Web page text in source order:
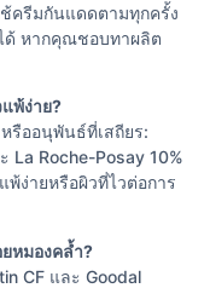
ครีมกันแดดตามทุกครั้ง
ด้ หากคุณชอบทาผลิต
พ้ง่าย?
รืออนุพันธ์ที่เสถียร:
La Roche-Posay 10%
ง่ายหรือผิวที่ไวต่อการ
หมองคล้ำ?
CF และ Goodal